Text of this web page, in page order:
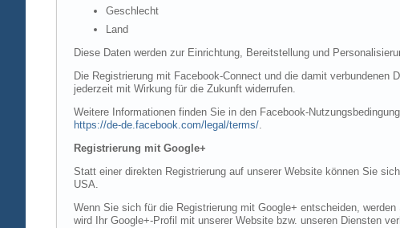
Geschlecht
Land
Diese Daten werden zur Einrichtung, Bereitstellung und
Die Registrierung mit Facebook-Connect und die damit
jederzeit mit Wirkung für die Zukunft widerrufen.
Weitere Informationen finden Sie in den Facebook-
https://de-de.facebook.com/legal/terms/.
Registrierung mit Google+
Statt einer direkten Registrierung auf unserer Website können Sie
USA.
Wenn Sie sich für die Registrierung mit Google+ entscheiden,
wird Ihr Google+-Profil mit unserer Website bzw. unseren Diensten